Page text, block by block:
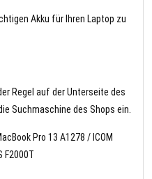
Akku für Ihren Laptop zu
Regel auf der Unterseite des
Suchmaschine des Shops ein.
Pro 13 A1278 / ICOM
F2000T